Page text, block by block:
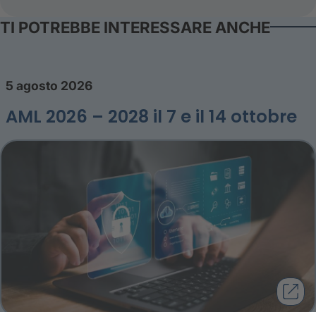
TI POTREBBE INTERESSARE ANCHE
5 agosto 2026
AML 2026 – 2028 il 7 e il 14 ottobre